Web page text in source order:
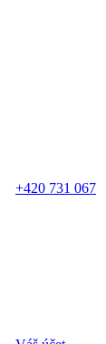
+420 731 067